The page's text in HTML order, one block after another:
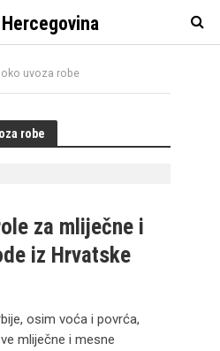
uvoza robe
robe
za mliječne i
iz Hrvatske
osim voća i povrća,
mliječne i mesne